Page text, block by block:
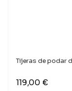
Tijeras de podar
119,00€